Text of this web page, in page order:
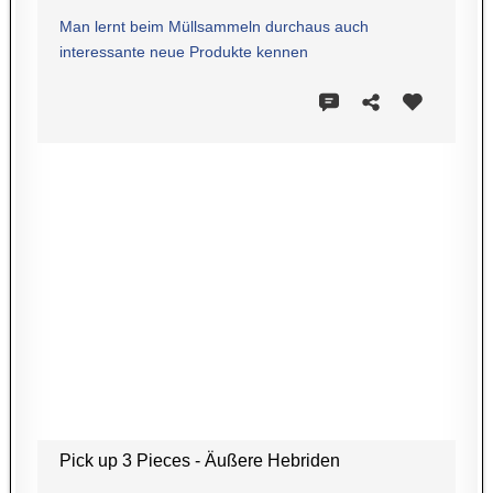
Man lernt beim Müllsammeln durchaus auch
interessante neue Produkte kennen
Pick up 3 Pieces - Äußere Hebriden